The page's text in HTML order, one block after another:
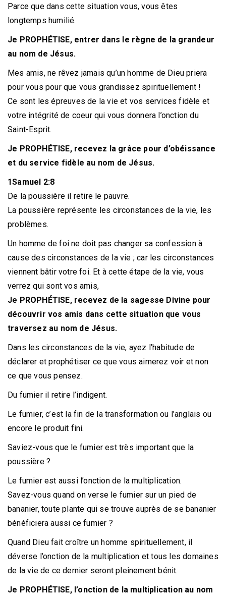
Parce que dans cette situation vous, vous êtes
longtemps humilié.
Je PROPHÉTISE, entrer dans le règne de la grandeur
au nom de Jésus.
Mes amis, ne rêvez jamais qu’un homme de Dieu priera
pour vous pour que vous grandissez spirituellement !
Ce sont les épreuves de la vie et vos services fidèle et
votre intégrité de coeur qui vous donnera l’onction du
Saint-Esprit.
Je PROPHÉTISE, recevez la grâce pour d’obéissance
et du service fidèle au nom de Jésus.
1Samuel 2:8
De la poussière il retire le pauvre.
La poussière représente les circonstances de la vie, les
problèmes.
Un homme de foi ne doit pas changer sa confession à
cause des circonstances de la vie ; car les circonstances
viennent bâtir votre foi. Et à cette étape de la vie, vous
verrez qui sont vos amis,
Je PROPHÉTISE, recevez de la sagesse Divine pour
découvrir vos amis dans cette situation que vous
traversez au nom de Jésus.
Dans les circonstances de la vie, ayez l’habitude de
déclarer et prophétiser ce que vous aimerez voir et non
ce que vous pensez.
Du fumier il retire l’indigent.
Le fumier, c’est la fin de la transformation ou l’anglais ou
encore le produit fini.
Saviez-vous que le fumier est très important que la
poussière ?
Le fumier est aussi l’onction de la multiplication.
Savez-vous quand on verse le fumier sur un pied de
bananier, toute plante qui se trouve auprès de se bananier
bénéficiera aussi ce fumier ?
Quand Dieu fait croître un homme spirituellement, il
déverse l’onction de la multiplication et tous les domaines
de la vie de ce dernier seront pleinement bénit.
Je PROPHÉTISE, l’onction de la multiplication au nom